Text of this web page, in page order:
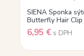
SIENA Sponka
Butterfly Hair
6,95 € s DPH